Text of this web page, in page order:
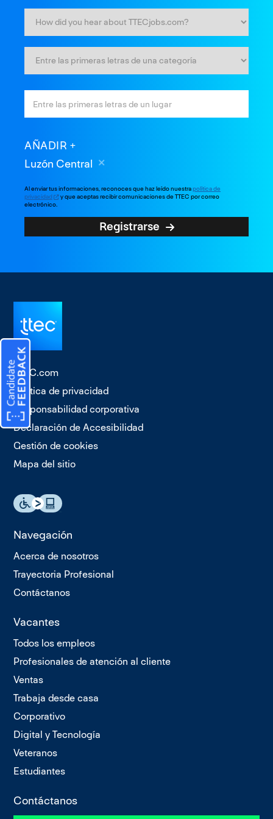
AÑADIR
Luzón Central
Al enviar tus informaciones, reconoces que haz leído nuestrapolítica de
privacidad
y que aceptas recibir comunicaciones de TTEC por correo
electrónico.
Registrarse
TTEC.com
Política de privacidad
Responsabilidad corporativa
Declaración de Accesibilidad
Gestión de cookies
Mapa del sitio
Navegación
Acerca de nosotros
Trayectoria Profesional
Contáctanos
Vacantes
Todos los empleos
Profesionales de atención al cliente
Ventas
Trabaja desde casa
Corporativo
Digital y Tecnología
Veteranos
Estudiantes
Contáctanos